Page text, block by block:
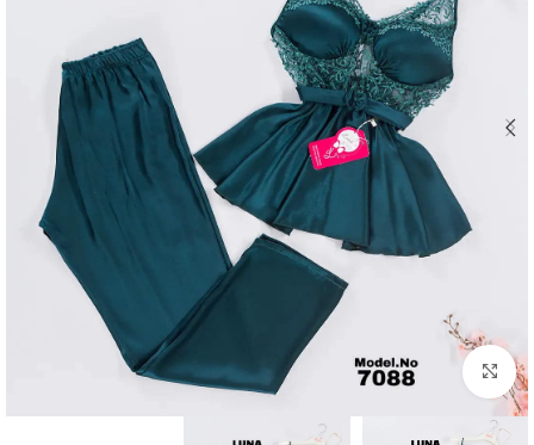
Click to enlarge